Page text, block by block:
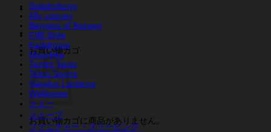
お買い物カゴ
お買い物カゴに商品がありません。
Stabilotherm
Ally canoes
Bergans of Norway
FIBI Style
Karlskrona
Muurikka
Tentipi Tents
Teton Sports
Vapalux Lanterns
Weltevree
カヌー
ストーブ
ファニチャー・スリーピング